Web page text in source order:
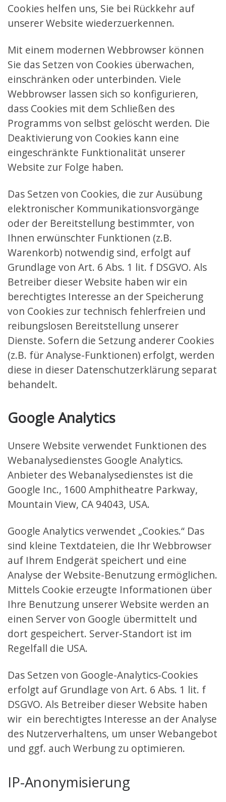
Cookies helfen uns, Sie bei Rückkehr auf
unserer Website wiederzuerkennen.
Mit einem modernen Webbrowser können
Sie das Setzen von Cookies überwachen,
einschränken oder unterbinden. Viele
Webbrowser lassen sich so konfigurieren,
dass Cookies mit dem Schließen des
Programms von selbst gelöscht werden. Die
Deaktivierung von Cookies kann eine
eingeschränkte Funktionalität unserer
Website zur Folge haben.
Das Setzen von Cookies, die zur Ausübung
elektronischer Kommunikationsvorgänge
oder der Bereitstellung bestimmter, von
Ihnen erwünschter Funktionen (z.B.
Warenkorb) notwendig sind, erfolgt auf
Grundlage von Art. 6 Abs. 1 lit. f DSGVO. Als
Betreiber dieser Website haben wir ein
berechtigtes Interesse an der Speicherung
von Cookies zur technisch fehlerfreien und
reibungslosen Bereitstellung unserer
Dienste. Sofern die Setzung anderer Cookies
(z.B. für Analyse-Funktionen) erfolgt, werden
diese in dieser Datenschutzerklärung separat
behandelt.
Google Analytics
Unsere Website verwendet Funktionen des
Webanalysedienstes Google Analytics.
Anbieter des Webanalysedienstes ist die
Google Inc., 1600 Amphitheatre Parkway,
Mountain View, CA 94043, USA.
Google Analytics verwendet „Cookies.“ Das
sind kleine Textdateien, die Ihr Webbrowser
auf Ihrem Endgerät speichert und eine
Analyse der Website-Benutzung ermöglichen.
Mittels Cookie erzeugte Informationen über
Ihre Benutzung unserer Website werden an
einen Server von Google übermittelt und
dort gespeichert. Server-Standort ist im
Regelfall die USA.
Das Setzen von Google-Analytics-Cookies
erfolgt auf Grundlage von Art. 6 Abs. 1 lit. f
DSGVO. Als Betreiber dieser Website haben
wir ein berechtigtes Interesse an der Analyse
des Nutzerverhaltens, um unser Webangebot
und ggf. auch Werbung zu optimieren.
IP-Anonymisierung